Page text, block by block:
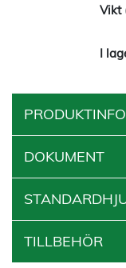
DOKUMENT
TILLBEHÖR